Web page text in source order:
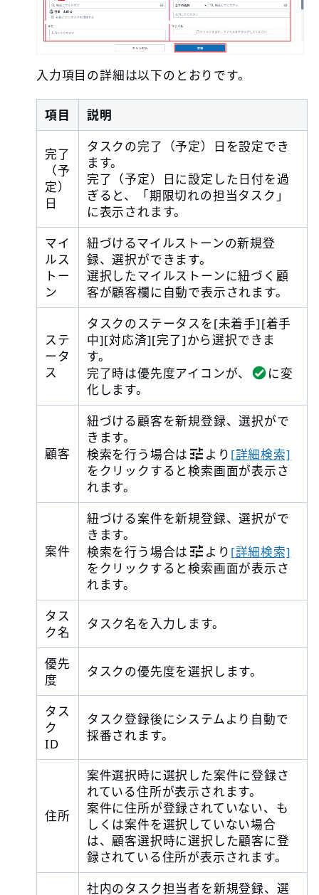
入力項目の詳細は以下のとおりです。
項目 説明
完了
（予
定）
日
タスクの完了（予定）日を設定でき
ます。
完了（予定）日に設定した日付を過
ぎると、「期限切れの担当タスク」
に表示されます。
マイ
ルス
トー
ン
紐づけるマイルストーンの新規登
録、選択ができます。
選択したマイルストーンに紐づく顧
客が顧客欄に自動で表示されます。
ステ
ータ
ス
タスクのステータスを[未着手][着手
中][対応済][完了]から選択できま
す。
完了時は優先度アイコンが、
に変
化します。
顧客
紐づける顧客を新規登録、選択がで
きます。
検索を行う場合は
より [詳細検索]
をクリックすると検索画面が表示さ
れます。
案件
紐づける案件を新規登録、選択がで
きます。
検索を行う場合は
より [詳細検索]
をクリックすると検索画面が表示さ
れます。
タス
ク名
タスク名を入力します。
優先
度
タスクの優先度を選択します。
タス
ク
ID
タスク登録後にシステムより自動で
採番されます。
住所
案件選択時に選択した案件に登録さ
れている住所が表示されます。
案件に住所が登録されていない、も
しくは案件を選択していない場合
は、顧客選択時に選択した顧客に登
録されている住所が表示されます。
社内のタスク担当者を新規登録、選